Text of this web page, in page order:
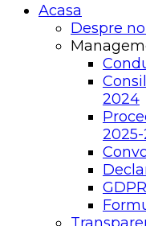
Acasa
Despre
2024
GDPR